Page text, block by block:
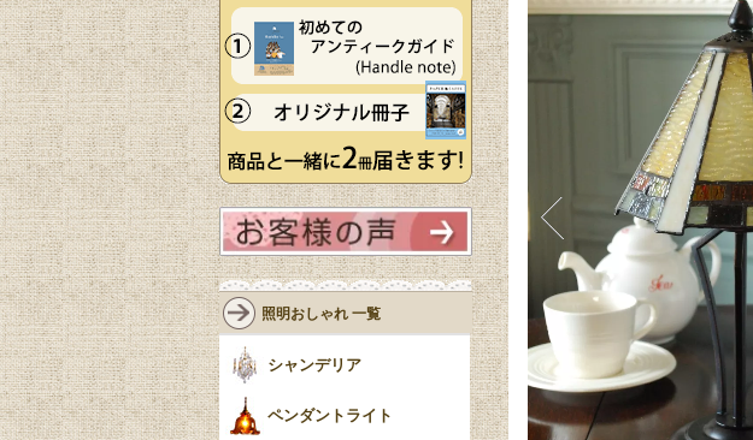
照明おしゃれ 一覧
シャンデリア
ペンダントライト